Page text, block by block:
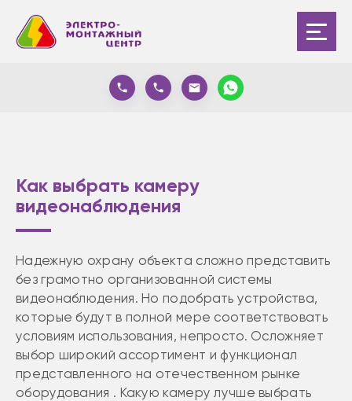
Как выбрать камеру
видеонаблюдения
Надежную охрану объекта сложно представить
без грамотно организованной системы
видеонаблюдения. Но подобрать устройства,
которые будут в полной мере соответствовать
условиям использования, непросто. Осложняет
выбор широкий ассортимент и функционал
представленного на отечественном рынке
оборудования . Какую камеру лучше выбрать